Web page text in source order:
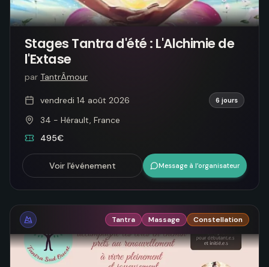
Stages Tantra d'été : L'Alchimie de
l'Extase
par TantrÂmour
vendredi 14 août 2026 6 jours
34 - Hérault, France
495€
Voir l'événement Message à l’organisateur
Tantra Massage Constellation